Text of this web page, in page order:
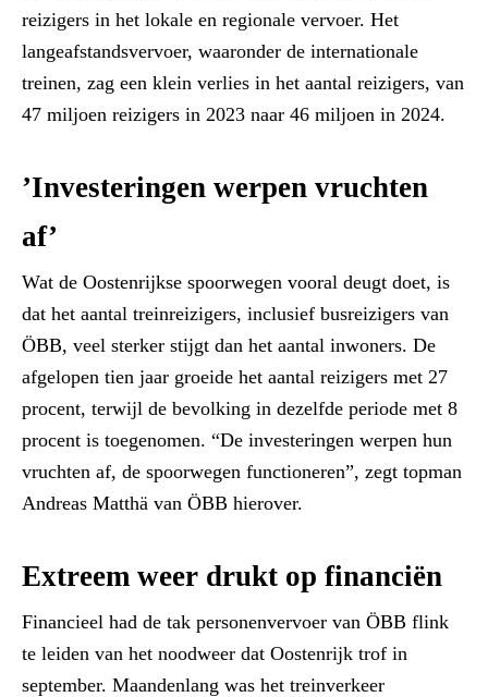
reizigers in het lokale en regionale vervoer. Het
langeafstandsvervoer, waaronder de internationale
treinen, zag een klein verlies in het aantal reizigers, van
47 miljoen reizigers in 2023 naar 46 miljoen in 2024.
’Investeringen werpen vruchten
af’
Wat de Oostenrijkse spoorwegen vooral deugt doet, is
dat het aantal treinreizigers, inclusief busreizigers van
ÖBB, veel sterker stijgt dan het aantal inwoners. De
afgelopen tien jaar groeide het aantal reizigers met 27
procent, terwijl de bevolking in dezelfde periode met 8
procent is toegenomen. “De investeringen werpen hun
vruchten af, de spoorwegen functioneren”, zegt topman
Andreas Matthä van ÖBB hierover.
Extreem weer drukt op financiën
Financieel had de tak personenvervoer van ÖBB flink
te leiden van het noodweer dat Oostenrijk trof in
september. Maandenlang was het treinverkeer